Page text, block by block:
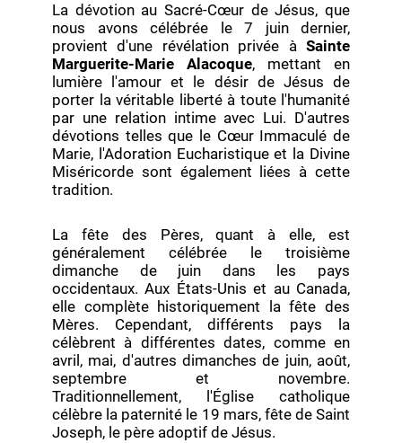
La dévotion au Sacré-Cœur de Jésus, que
nous avons célébrée le 7 juin dernier,
provient d'une révélation privée à Sainte
Marguerite-Marie Alacoque, mettant en
lumière l'amour et le désir de Jésus de
porter la véritable liberté à toute l'humanité
par une relation intime avec Lui. D'autres
dévotions telles que le Cœur Immaculé de
Marie, l'Adoration Eucharistique et la Divine
Miséricorde sont également liées à cette
tradition.
La fête des Pères, quant à elle, est
généralement célébrée le troisième
dimanche de juin dans les pays
occidentaux. Aux États-Unis et au Canada,
elle complète historiquement la fête des
Mères. Cependant, différents pays la
célèbrent à différentes dates, comme en
avril, mai, d'autres dimanches de juin, août,
septembre et novembre.
Traditionnellement, l'Église catholique
célèbre la paternité le 19 mars, fête de Saint
Joseph, le père adoptif de Jésus.